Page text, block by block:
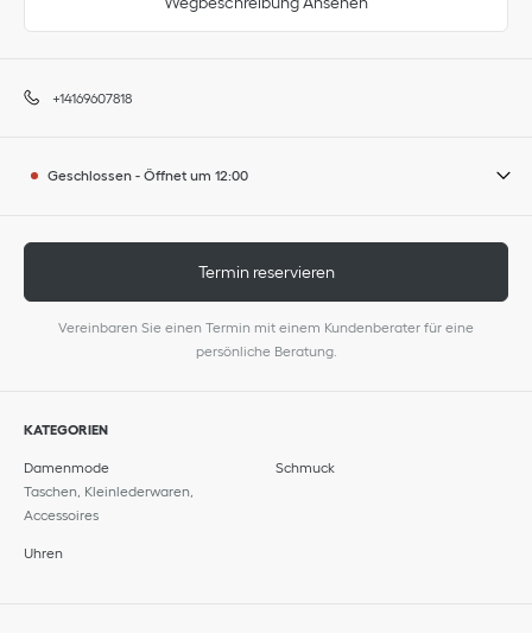
+14169607818
Geschlossen - Öffnet um 12:00
Termin reservieren
Vereinbaren Sie einen Termin mit einem Kundenberater für eine
persönliche Beratung.
KATEGORIEN
Damenmode
Taschen, Kleinlederwaren,
Accessoires
Schmuck
Uhren